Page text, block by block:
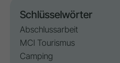
Schlüsselwörter
Abschlussarbeit
MCI Tourismus
Camping